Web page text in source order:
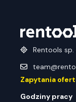
Rentools sp.
Zapytania
Godziny pracy